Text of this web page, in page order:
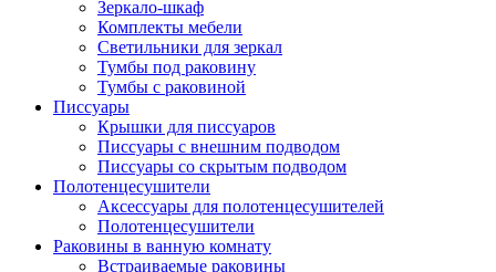
Зеркало-шкаф
Комплекты мебели
Светильники для зеркал
Тумбы под раковину
Тумбы с раковиной
Писсуары
Крышки для писсуаров
Писсуары с внешним подводом
Писсуары со скрытым подводом
Полотенцесушители
Аксессуары для полотенцесушителей
Полотенцесушители
Раковины в ванную комнату
Встраиваемые раковины